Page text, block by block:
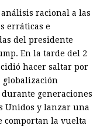
racional a las
erráticas e
del presidente
En la tarde del 2
hacer saltar por
globalización
generaciones
Unidos y lanzar una
comportan la vuelta